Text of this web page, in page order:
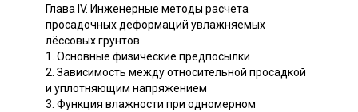
Глава IV. Инженерные методы расчета
просадочных деформаций увлажняемых
лёссовых грунтов
1. Основные физические предпосылки
2. Зависимость между относительной просадкой
и уплотняющим напряжением
3. Функция влажности при одномерном